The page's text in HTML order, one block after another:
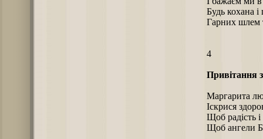
Будь кохана
Гарних шлем
4
Привітання
Маргарита
Іскрися
Щоб радість
Щоб ангели